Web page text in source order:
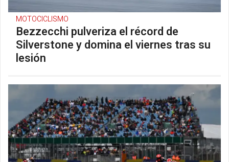
MOTOCICLISMO
Bezzecchi pulveriza el récord de
Silverstone y domina el viernes tras su
lesión